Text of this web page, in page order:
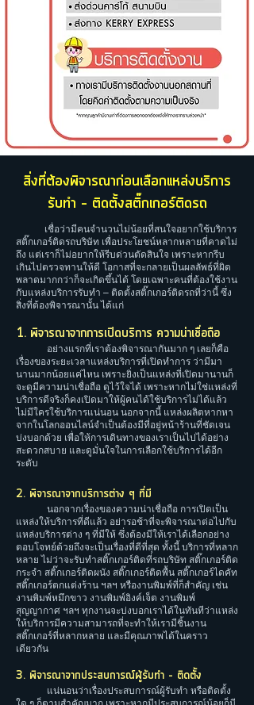
สิ่งที่ต้องพิจารณาก่อนเลือกแหล่งบริการ
รับทำ – ติดตั้งสติ๊กเกอร์ติดรถ
เชื่อว่ามีคนจำนวนไม่น้อยที่สนใจอยากใช้บริการ
สติ๊กเกอร์ติดรถบริษัท เพื่อประโยชน์หลากหลายที่คาดไม่
ถึง แต่เราก็ไม่อยากให้รีบด่วนตัดสินใจ เพราะหากรีบ
เกินไปตรวจทานให้ดี โอกาสที่จะกลายเป็นผลลัพธ์ที่ผิด
พลาดมากกว่าก็จะเกิดขึ้นได้ โดยเฉพาะคนที่ต้องใช้งาน
กับแหล่งบริการรับทำ – ติดตั้งสติ๊กเกอร์ติดรถที่ว่านี้ ซึ่ง
สิ่งที่ต้องพิจารณานั้น ได้แก่
1. พิจารณาจากการเปิดบริการ ความน่าเชื่อถือ
อย่างแรกที่เราต้องพิจารณากันมาก ๆ เลยก็คือ
เรื่องของระยะเวลาแหล่งบริการที่เปิดทำการ ว่ามีมา
นานมากน้อยแค่ไหน เพราะยิ่งเป็นแหล่งที่เปิดมานานก็
จะดูมีความน่าเชื่อถือ ดูไว้ใจได้ เพราะหากไม่ใช่แหล่งที่
บริการดีจริงก็คงเปิดมาให้ผู้คนได้ใช้บริการไม่ได้แล้ว
ไม่มีใครใช้บริการแน่นอน นอกจากนี้ แหล่งผลิตหากหา
จากในโลกออนไลน์จำเป็นต้องมีที่อยู่หน้าร้านที่ชัดเจน
บ่งบอกด้วย เพื่อให้การเดินทางของเราเป็นไปได้อย่าง
สะดวกสบาย และดูมั่นใจในการเลือกใช้บริการได้อีก
ระดับ
2. พิจารณาจากบริการต่าง ๆ ที่มี
นอกจากเรื่องของความน่าเชื่อถือ การเปิดเป็น
แหล่งให้บริการที่ดีแล้ว อย่ารอช้าที่จะพิจารณาต่อไปกับ
แหล่งบริการต่าง ๆ ที่มีให้ ซึ่งต้องมีให้เราได้เลือกอย่าง
ตอบโจทย์ด้วยถึงจะเป็นเรื่องที่ดีที่สุด ทั้งนี้ บริการที่หลาก
หลาย ไม่ว่าจะรับทำสติ๊กเกอร์ติดที่รถบริษัท สติ๊กเกอร์ติด
กระจำ สติ๊กเกอร์ติดผนัง สติ๊กเกอร์ติดพื้น สติ๊กเกอร์ไดคัท
สติ๊กเกอร์ตกแต่งร้าน ฯลฯ หรืองานพิมพ์ที่ก็สำคัญ เช่น
งานพิมพ์หมึกขาว งานพิมพ์อิงค์เจ็ต งานพิมพ์
สุญญากาศ ฯลฯ ทุกงานจะบ่งบอกเราได้ในทันทีว่าแหล่ง
ให้บริการมีความสามารถที่จะทำให้เรามีชิ้นงาน
สติ๊กเกอร์ที่หลากหลาย และมีคุณภาพได้ในคราว
เดียวกัน
3. พิจารณาจากประสบการณ์ผู้รับทำ – ติดตั้ง
แน่นอนว่าเรื่องประสบการณ์ผู้รับทำ หรือติดตั้ง